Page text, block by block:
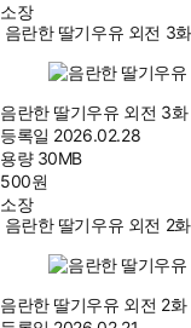
소장
음란한 딸기우유 외전 3
음란한 딸기우유 외전 3화
등록일 2026.02.28
용량 30MB
500원
소장
음란한 딸기우유 외전 2
음란한 딸기우유 외전 2화